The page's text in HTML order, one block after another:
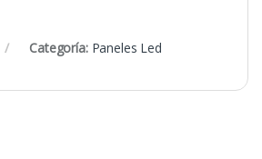
Categoría: Paneles Led